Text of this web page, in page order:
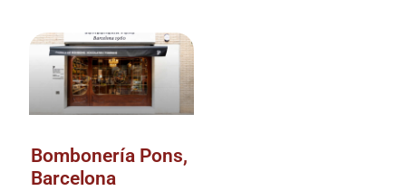
Bombonería Pons,
Barcelona